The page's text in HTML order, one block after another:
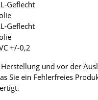
Geflecht
Geflecht
+/-0,2
und vor der
Sie ein Fehlerfreies